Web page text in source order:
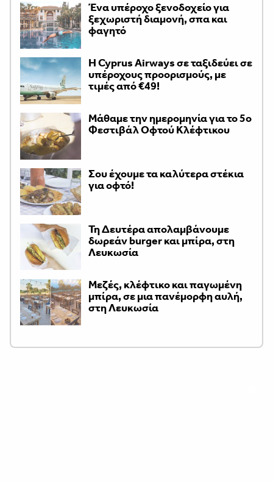
Ένα υπέροχο ξενοδοχείο για
ξεχωριστή διαμονή, σπα και
φαγητό
H Cyprus Airways σε ταξιδεύει σε
υπέροχους προορισμούς, με
τιμές από €49!
Μάθαμε την ημερομηνία για το 5ο
Φεστιβάλ Οφτού Κλέφτικου
Σου έχουμε τα καλύτερα στέκια
για οφτό!
Τη Δευτέρα απολαμβάνουμε
δωρεάν burger και μπίρα, στη
Λευκωσία
Μεζές, κλέφτικο και παγωμένη
μπίρα, σε μια πανέμορφη αυλή,
στη Λευκωσία